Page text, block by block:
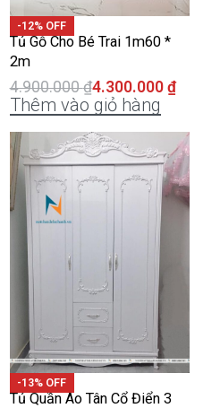
-12% OFF
Tủ Gỗ Cho Bé Trai 1m60 *
2m
4.900.000₫4.300.000 ₫
Thêm vào giỏ hàng
-13% OFF
Tủ Quần Áo Tân Cổ Điển 3